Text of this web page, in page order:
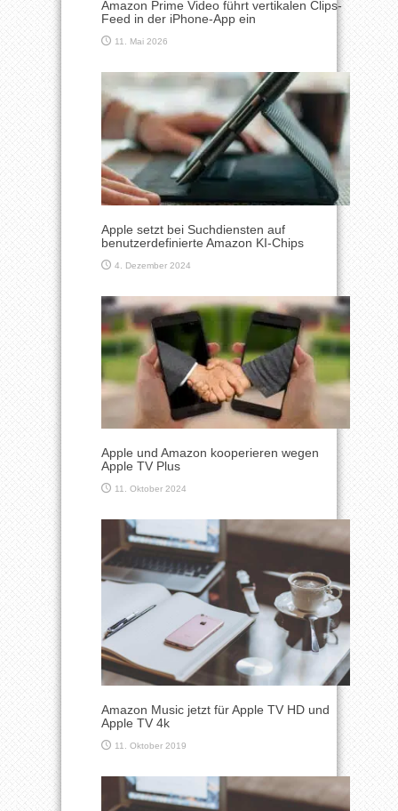
Amazon Prime Video führt vertikalen Clips-
Feed in der iPhone-App ein
11. Mai 2026
Apple setzt bei Suchdiensten auf
benutzerdefinierte Amazon KI-Chips
4. Dezember 2024
Apple und Amazon kooperieren wegen
Apple TV Plus
11. Oktober 2024
Amazon Music jetzt für Apple TV HD und
Apple TV 4k
11. Oktober 2019